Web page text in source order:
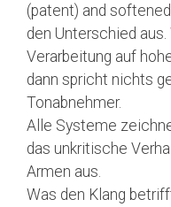
(patent) and
den Unterschied
Verarbeitung auf
dann spricht nichts
Tonabnehmer.
Alle Systeme
das unkritische
Armen aus.
Was den Klang